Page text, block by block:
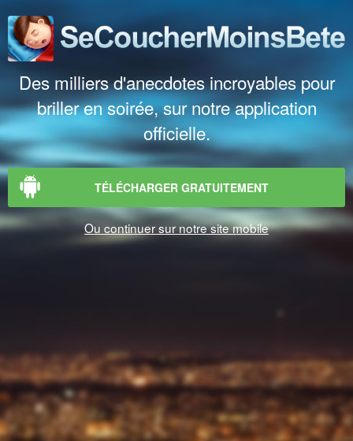
Des milliers d'anecdotes incroyables pour
briller en soirée, sur notre application
officielle.
TÉLÉCHARGER GRATUITEMENT
Ou continuer sur notre site mobile